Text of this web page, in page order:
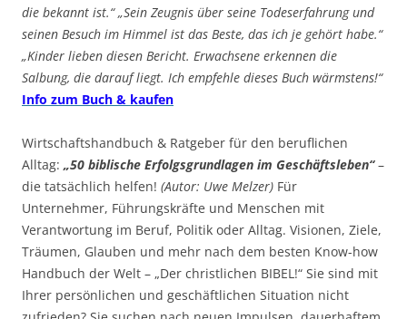
die bekannt ist.“ „Sein Zeugnis über seine Todeserfahrung und
seinen Besuch im Himmel ist das Beste, das ich je gehört habe.“
„Kinder lieben diesen Bericht. Erwachsene erkennen die
Salbung, die darauf liegt. Ich empfehle dieses Buch wärmstens!“
Info zum Buch & kaufen
Wirtschaftshandbuch & Ratgeber für den beruflichen
Alltag: „50 biblische Erfolgsgrundlagen im Geschäftsleben“–
die tatsächlich helfen! (Autor: Uwe Melzer) Für
Unternehmer, Führungskräfte und Menschen mit
Verantwortung im Beruf, Politik oder Alltag. Visionen, Ziele,
Träumen, Glauben und mehr nach dem besten Know-how
Handbuch der Welt – „Der christlichen BIBEL!“ Sie sind mit
Ihrer persönlichen und geschäftlichen Situation nicht